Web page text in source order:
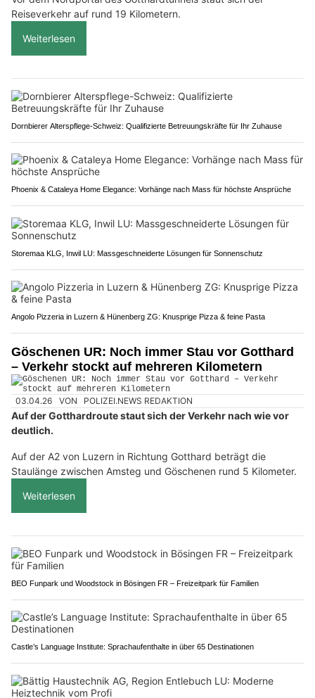
Reiseverkehr auf rund 19 Kilometern.
Weiterlesen
Dornbierer Alterspflege-Schweiz: Qualifizierte Betreuungskräfte für Ihr Zuhause
Phoenix & Cataleya Home Elegance: Vorhänge nach Mass für höchste Ansprüche
Storemaa KLG, Inwil LU: Massgeschneiderte Lösungen für Sonnenschutz
Angolo Pizzeria in Luzern & Hünenberg ZG: Knusprige Pizza & feine Pasta
Göschenen UR: Noch immer Stau vor Gotthard
– Verkehr stockt auf mehreren Kilometern
03.04.26 VON POLIZEI.NEWS REDAKTION
Auf der Gotthardroute staut sich der Verkehr nach wie vor
deutlich.
Auf der A2 von Luzern in Richtung Gotthard beträgt die
Staulänge zwischen Amsteg und Göschenen rund 5 Kilometer.
Weiterlesen
BEO Funpark und Woodstock in Bösingen FR – Freizeitpark für Familien
Castle’s Language Institute: Sprachaufenthalte in über 65 Destinationen